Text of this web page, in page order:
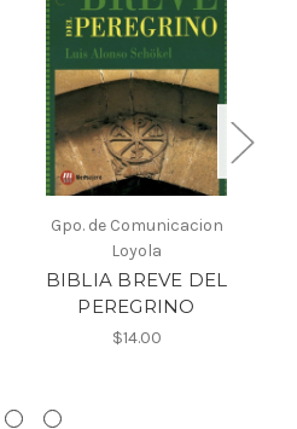
Gpo. de Comunicacion
Loyola
BIBLIA BREVE DEL
PEREGRINO
$14.00